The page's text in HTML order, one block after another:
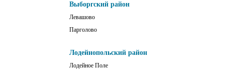
Выборгский район
Левашово
Парголово
Лодейнопольский район
Лодейное Поле